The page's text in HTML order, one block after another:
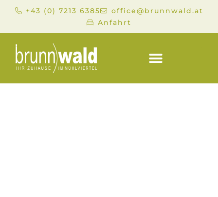
+43 (0) 7213 6385
office@brunnwald.at
Anfahrt